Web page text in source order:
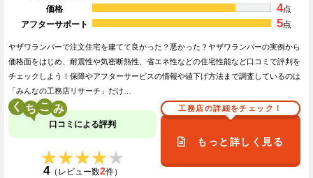
価格
4点
アフターサポート
5点
ヤザワランバーで注文住宅を建てて良かった？悪かった？ヤザワランバーの実例から
価格面をはじめ、耐震性や気密断熱性、省エネ性などの住宅性能など口コミで評判を
チェックしよう！保障やアフターサービスの情報や値下げ方法まで調査しているのは
「みんなの工務店リサーチ」だけ…
く こ
口コミによる評判
★★★★★
★★★★★
4（レビュー数2件）
工務店の詳細をチェック！
もっと詳しく見る